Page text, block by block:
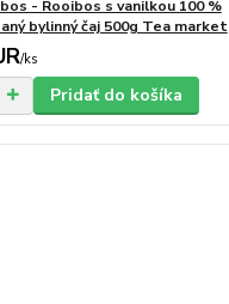
- Rooibos s vanilkou 100 %
bylinný čaj 500g Tea market
/ks
Pridať do košíka